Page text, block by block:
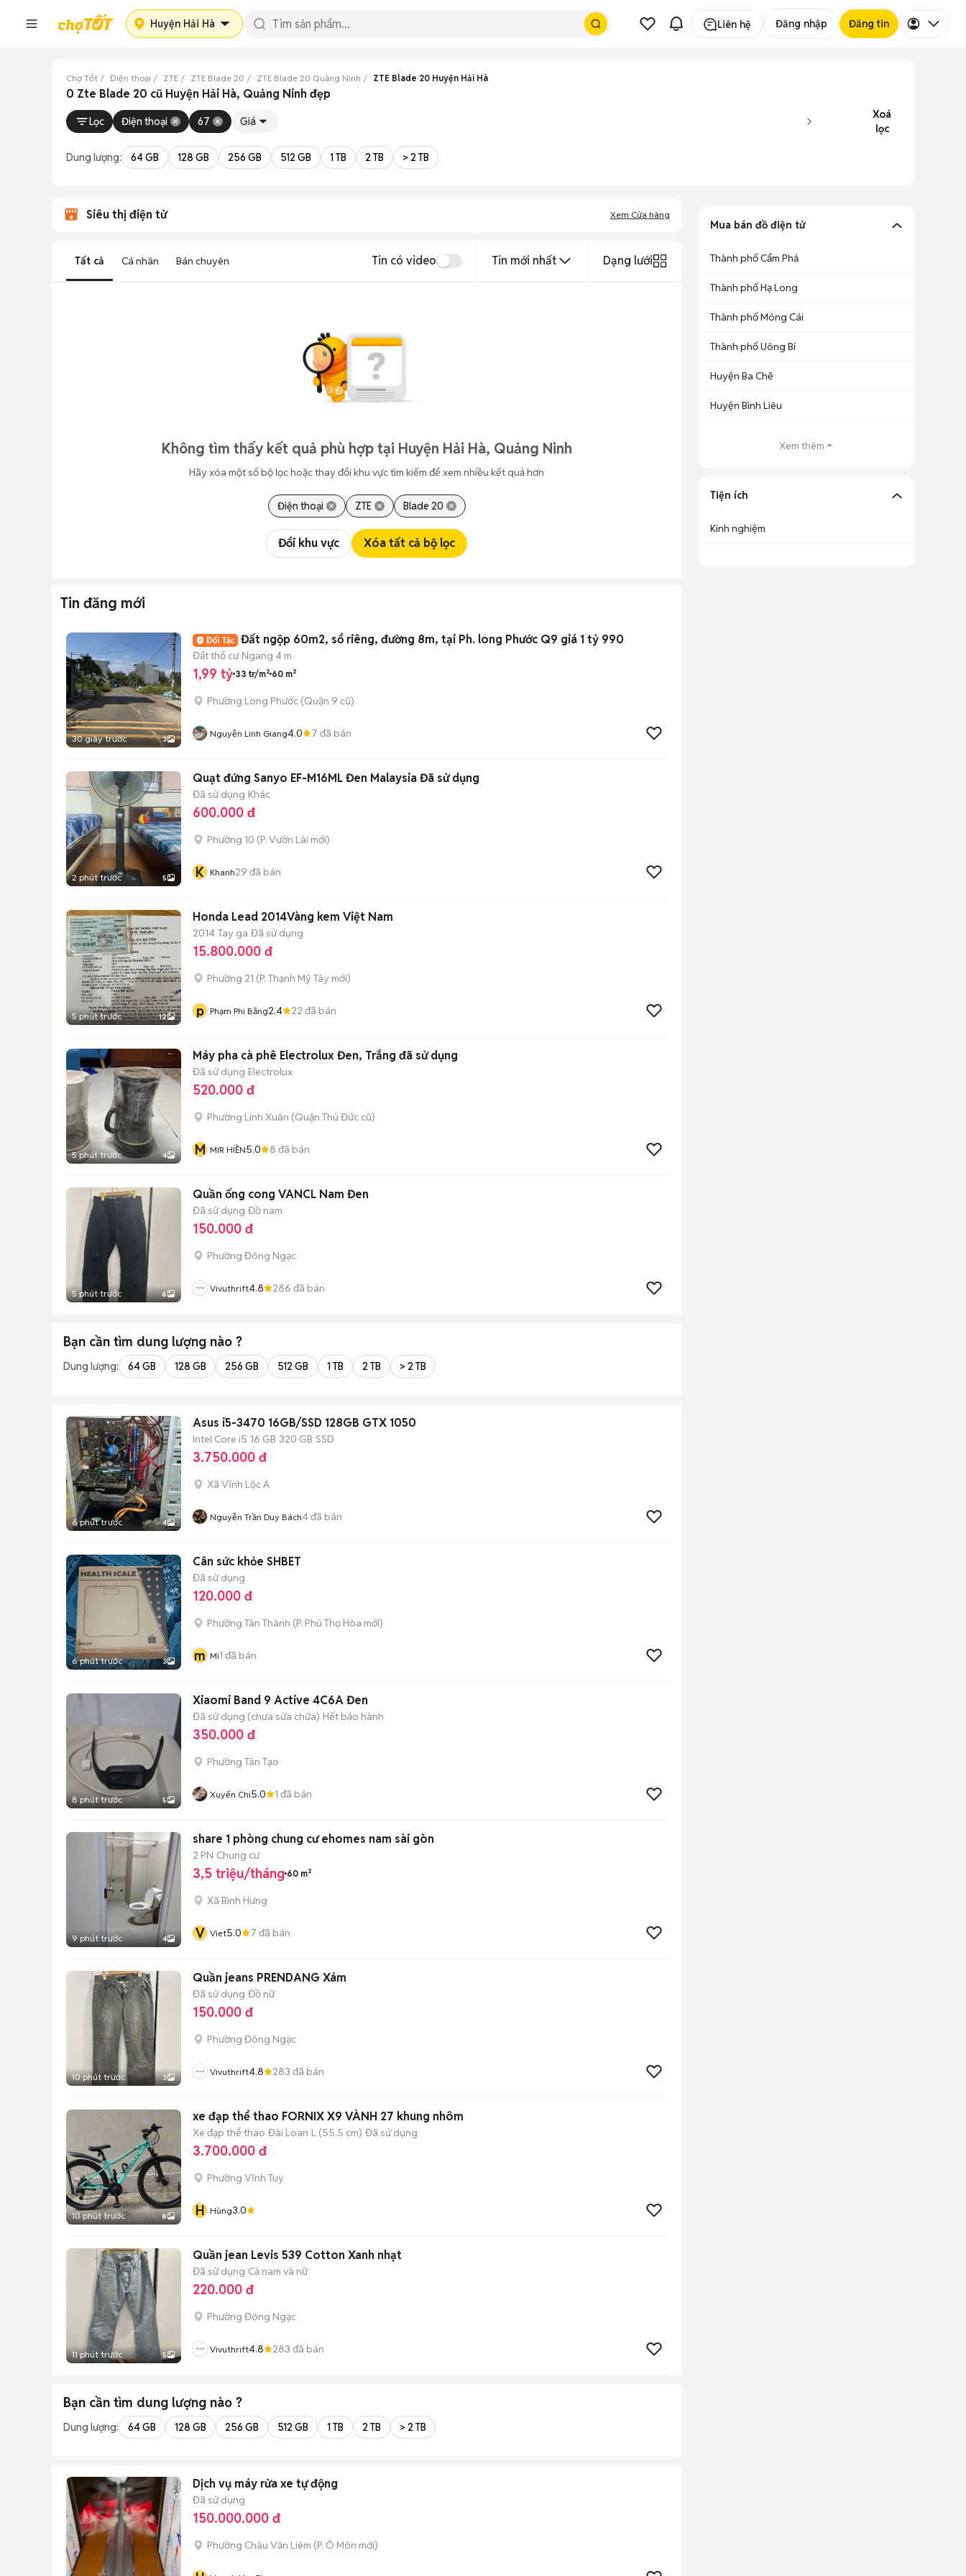
Huyện Hải Hà Liên hệ Đăng nhập Đăng tin
Chợ Tốt Điện thoại ZTE ZTE Blade 20 ZTE Blade 20 Quảng Ninh ZTE Blade 20 Huyện Hải Hà
0 Zte Blade 20 cũ Huyện Hải Hà, Quảng Ninh đẹp
Lọc Điện thoại 67 Giá
Xoá
lọc
Dung lượng: 64 GB 128 GB 256 GB 512 GB 1 TB 2 TB > 2 TB
Siêu thị điện tử Xem Cửa hàng
Tất cả Cá nhân Bán chuyên Tin có video Tin mới nhất Dạng lưới
Không tìm thấy kết quả phù hợp tại Huyện Hải Hà, Quảng Ninh
Hãy xóa một số bộ lọc hoặc thay đổi khu vực tìm kiếm để xem nhiều kết quả hơn
Điện thoại ZTE Blade 20
Đổi khu vực Xóa tất cả bộ lọc
Tin đăng mới
30 giây trước 3
Đất ngộp 60m2, sổ riêng, đường 8m, tại Ph. long Phước Q9 giá 1 tỷ 990
Đất thổ cư Ngang 4 m
1,99 tỷ 33 tr/m² 60 m²
Phường Long Phước (Quận 9 cũ)
Nguyễn Linh Giang4.0 7 đã bán
2 phút trước 5
Quạt đứng Sanyo EF-M16ML Đen Malaysia Đã sử dụng
Đã sử dụng Khác
600.000 đ
Phường 10 (P. Vườn Lài mới)
K Khanh29 đã bán
5 phút trước 12
Honda Lead 2014Vàng kem Việt Nam
2014 Tay ga Đã sử dụng
15.800.000 đ
Phường 21 (P. Thạnh Mỹ Tây mới)
p Phạm Phi Bằng2.4 22 đã bán
5 phút trước 4
Máy pha cà phê Electrolux Đen, Trắng đã sử dụng
Đã sử dụng Electrolux
520.000 đ
Phường Linh Xuân (Quận Thủ Đức cũ)
M MIR HIỀN5.0 8 đã bán
5 phút trước 6
Quần ống cong VANCL Nam Đen
Đã sử dụng Đồ nam
150.000 đ
Phường Đông Ngạc
Vivuthrift4.8 286 đã bán
Bạn cần tìm dung lượng nào ?
Dung lượng: 64 GB 128 GB 256 GB 512 GB 1 TB 2 TB > 2 TB
6 phút trước 4
Asus i5-3470 16GB/SSD 128GB GTX 1050
Intel Core i5 16 GB 320 GB SSD
3.750.000 đ
Xã Vĩnh Lộc A
Nguyễn Trần Duy Bách4đã bán
6 phút trước 3
Cân sức khỏe SHBET
Đã sử dụng
120.000 đ
Phường Tân Thành (P. Phú Thọ Hòa mới)
m Mi1 đã bán
8 phút trước 5
Xiaomi Band 9 Active 4C6A Đen
Đã sử dụng (chưa sửa chữa) Hết bảo hành
350.000 đ
Phường Tân Tạo
Xuyến Chi5.0 1 đã bán
9 phút trước 4
share 1 phòng chung cư ehomes nam sài gòn
2 PN Chung cư
3,5 triệu/tháng 60 m²
Xã Bình Hưng
V Viet5.0 7 đã bán
10 phút trước 3
Quần jeans PRENDANG Xám
Đã sử dụng Đồ nữ
150.000 đ
Phường Đông Ngạc
Vivuthrift4.8 283 đã bán
10 phút trước 8
xe đạp thể thao FORNIX X9 VÀNH 27 khung nhôm
Xe đạp thể thao Đài Loan L (55.5 cm) Đã sử dụng
3.700.000 đ
Phường Vĩnh Tuy
H Hùng3.0
11 phút trước 5
Quần jean Levis 539 Cotton Xanh nhạt
Đã sử dụng Cả nam và nữ
220.000 đ
Phường Đông Ngạc
Vivuthrift4.8 283 đã bán
Bạn cần tìm dung lượng nào ?
Dung lượng: 64 GB 128 GB 256 GB 512 GB 1 TB 2 TB > 2 TB
Dịch vụ máy rửa xe tự động
Đã sử dụng
150.000.000 đ
Phường Châu Văn Liêm (P. Ô Môn mới)
Mua bán đồ điện tử
Thành phố Cẩm Phả
Thành phố Hạ Long
Thành phố Móng Cái
Thành phố Uông Bí
Huyện Ba Chẽ
Huyện Bình Liêu
Xem thêm
Tiện ích
Kinh nghiệm